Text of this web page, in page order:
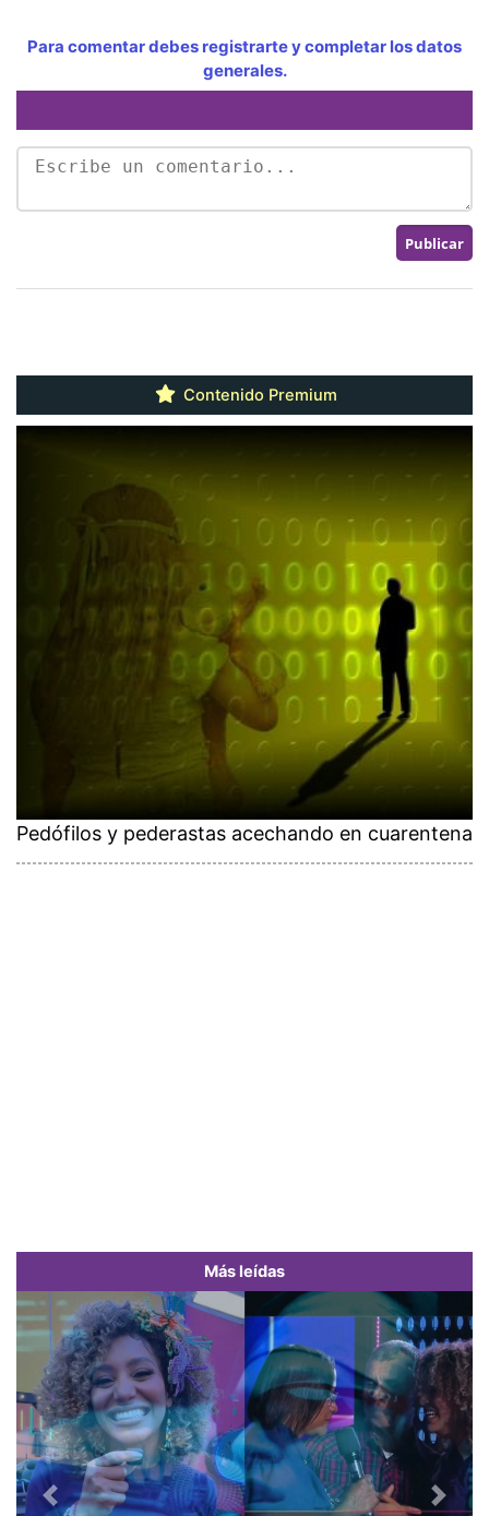
Para comentar debes registrarte y completar los datos
generales.
Contenido Premium
Pedófilos y pederastas acechando en cuarentena
Más leídas
Previous Next